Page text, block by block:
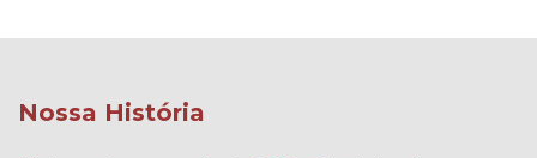
Nossa História